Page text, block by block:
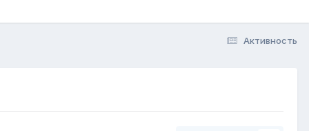
Активность